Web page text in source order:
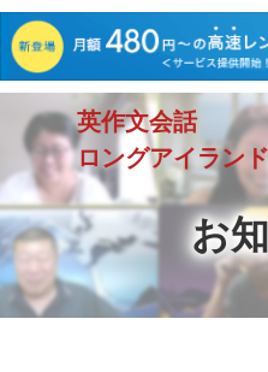
英作文会話
ロングアイラン
お